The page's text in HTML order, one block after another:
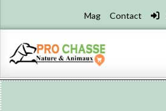
Mag Contact